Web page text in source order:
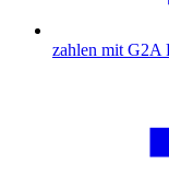
zahlen mit G2A